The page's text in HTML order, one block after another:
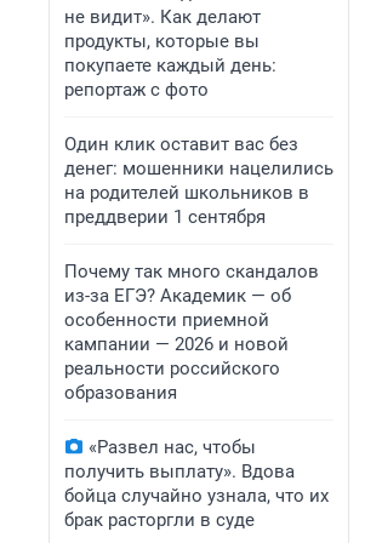
не видит». Как делают
продукты, которые вы
покупаете каждый день:
репортаж с фото
Один клик оставит вас без
денег: мошенники нацелились
на родителей школьников в
преддверии 1 сентября
Почему так много скандалов
из-за ЕГЭ? Академик — об
особенности приемной
кампании — 2026 и новой
реальности российского
образования
«Развел нас, чтобы
получить выплату». Вдова
бойца случайно узнала, что их
брак расторгли в суде